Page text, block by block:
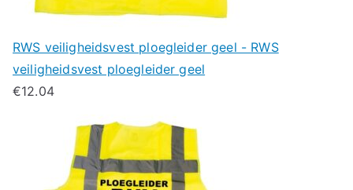
RWS veiligheidsvest ploegleider geel - RWS
veiligheidsvest ploegleider geel
€12.04